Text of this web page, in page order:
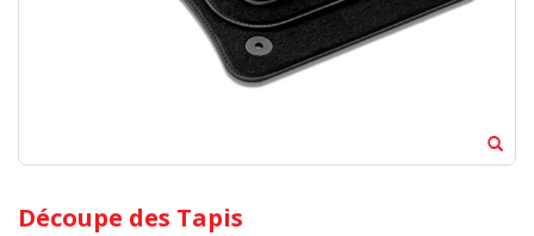
Découpe des Tapis